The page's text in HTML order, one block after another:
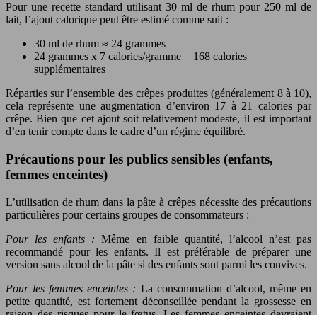
Pour une recette standard utilisant 30 ml de rhum pour 250 ml de
lait, l’ajout calorique peut être estimé comme suit :
30 ml de rhum ≈ 24 grammes
24 grammes x 7 calories/gramme = 168 calories
supplémentaires
Réparties sur l’ensemble des crêpes produites (généralement 8 à 10),
cela représente une augmentation d’environ 17 à 21 calories par
crêpe. Bien que cet ajout soit relativement modeste, il est important
d’en tenir compte dans le cadre d’un régime équilibré.
Précautions pour les publics sensibles (enfants,
femmes enceintes)
L’utilisation de rhum dans la pâte à crêpes nécessite des précautions
particulières pour certains groupes de consommateurs :
Pour les enfants : Même en faible quantité, l’alcool n’est pas
recommandé pour les enfants. Il est préférable de préparer une
version sans alcool de la pâte si des enfants sont parmi les convives.
Pour les femmes enceintes : La consommation d’alcool, même en
petite quantité, est fortement déconseillée pendant la grossesse en